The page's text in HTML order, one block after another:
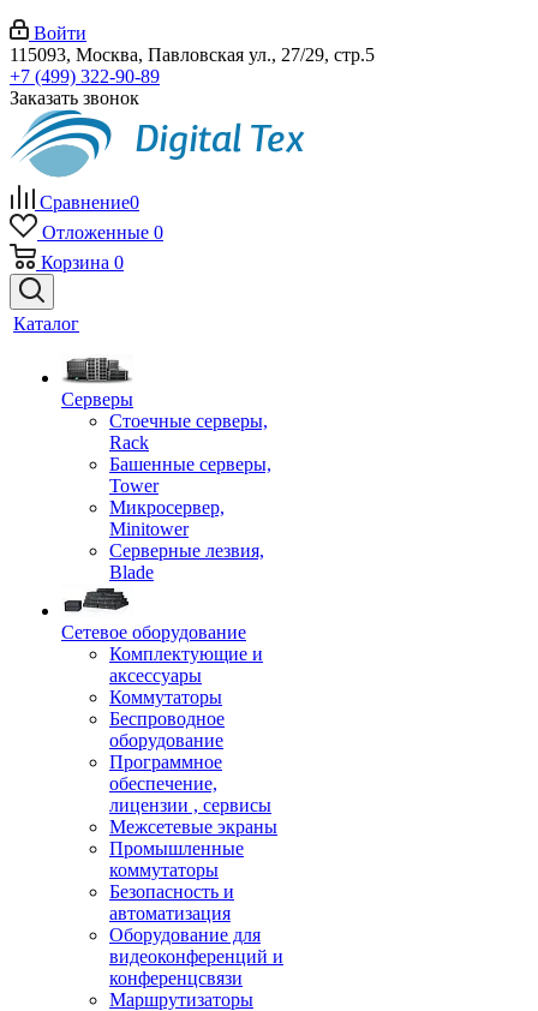
Войти
115093, Москва, Павловская ул., 27/29, стр.5
+7 (499) 322-90-89
Заказать звонок
Сравнение0
Отложенные 0
Корзина 0
Каталог
Серверы
Стоечные серверы,
Rack
Башенные серверы,
Tower
Микросервер,
Minitower
Серверные лезвия,
Blade
Сетевое оборудование
Комплектующие и
аксессуары
Коммутаторы
Беспроводное
оборудование
Программное
обеспечение,
лицензии , сервисы
Межсетевые экраны
Промышленные
коммутаторы
Безопасность и
автоматизация
Оборудование для
видеоконференций и
конференцсвязи
Маршрутизаторы